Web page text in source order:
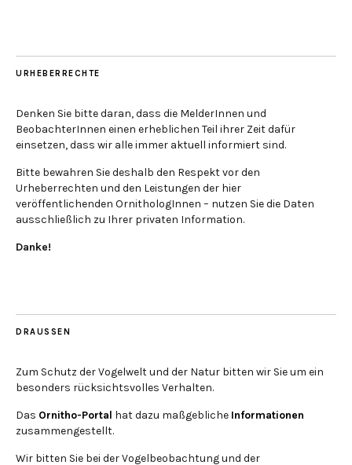
URHEBERRECHTE
Denken Sie bitte daran, dass die MelderInnen und
BeobachterInnen einen erheblichen Teil ihrer Zeit dafür
einsetzen, dass wir alle immer aktuell informiert sind.
Bitte bewahren Sie deshalb den Respekt vor den
Urheberrechten und den Leistungen der hier
veröffentlichenden OrnithologInnen – nutzen Sie die Daten
ausschließlich zu Ihrer privaten Information.
Danke!
DRAUSSEN
Zum Schutz der Vogelwelt und der Natur bitten wir Sie um ein
besonders rücksichtsvolles Verhalten.
Das Ornitho-Portal hat dazu maßgebliche Informationen
zusammengestellt.
Wir bitten Sie bei der Vogelbeobachtung und der